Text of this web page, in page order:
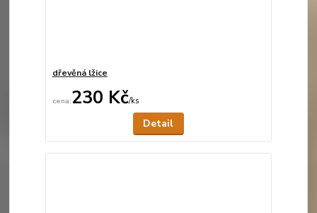
dřevěná lžice
230 Kč/ks
Detail